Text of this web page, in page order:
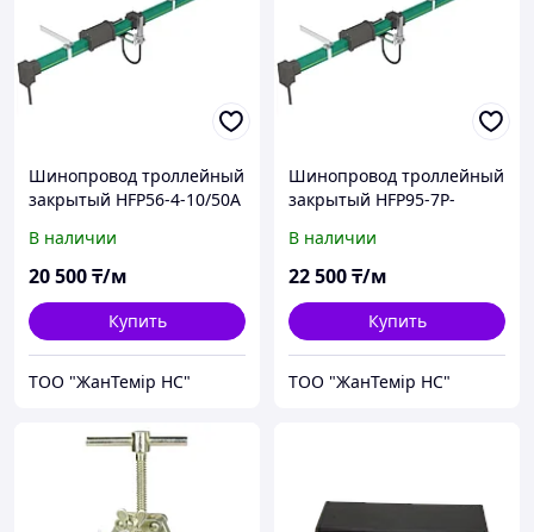
Шинопровод троллейный
закрытый HFP56-4-10/50A
В наличии
20 500₸/м
Купить
ТОО "ЖанТемір НС"
Шинопровод троллейный
закрытый HFP95-7P-
В наличии
22 500₸/м
Купить
ТОО "ЖанТемір НС"